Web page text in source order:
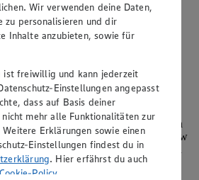
verbirgt sich
das als eine Art
weitverbreiteten Fast Food ins Leben
Fokus stehen drei Bereiche, die von Slow
Der Konsument, der Produzent und
es,…
Wir verwenden deine Daten,
zu personalisieren und dir
Inhalte anzubieten, sowie für
ist freiwillig und kann jederzeit
Einstellungen angepasst
dass auf Basis deiner
mehr alle Funktionalitäten zur
Erklärungen sowie einen
Einstellungen findest du in
. Hier erfährst du auch
Cookie-Policy.